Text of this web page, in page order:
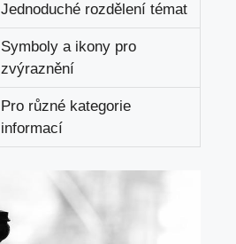
Jednoduché rozdělení témat
Symboly a ikony pro
zvýraznění
Pro různé kategorie
informací